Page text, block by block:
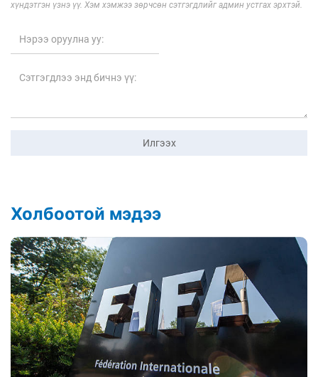
хүндэтгэн үзнэ үү. Хэм хэмжээ зөрчсөн сэтгэгдлийг админ устгах эрхтэй.
Илгээх
Холбоотой мэдээ